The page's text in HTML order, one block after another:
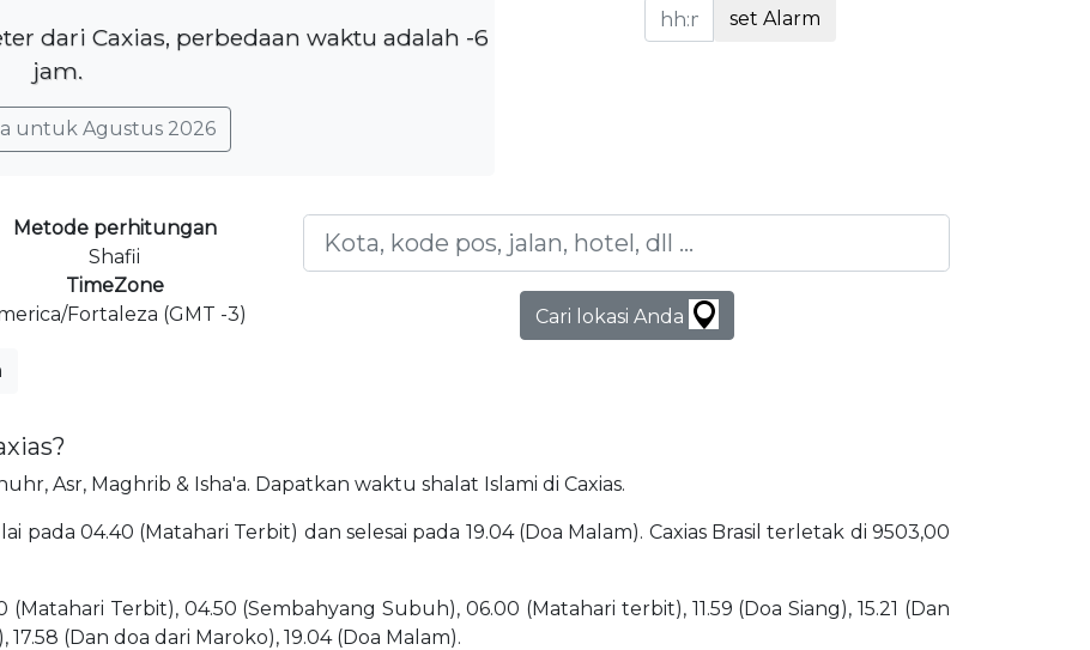
dari Caxias, perbedaan waktu adalah -6
jam.
untuk Agustus 2026
set Alarm
Metode perhitungan
Shafii
TimeZone
Fortaleza (GMT -3)
Cari lokasi Anda
Asr, Maghrib & Isha'a. Dapatkan waktu shalat Islami di Caxias.
pada 04.40 (Matahari Terbit) dan selesai pada 19.04 (Doa Malam). Caxias Brasil terletak di 9503,00
Terbit), 04.50 (Sembahyang Subuh), 06.00 (Matahari terbit), 11.59 (Doa Siang), 15.21 (Dan
(Dan doa dari Maroko), 19.04 (Doa Malam).